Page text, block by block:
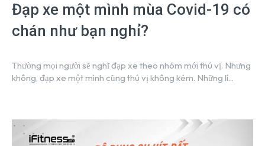
Đạp xe một mình mùa Covid-19 có
chán như bạn nghỉ?
Thường mọi người sẽ nghĩ đạp xe theo nhóm mới thú vị. Nhưng
không, đạp xe một mình cũng thú vị không kém. Những lí...